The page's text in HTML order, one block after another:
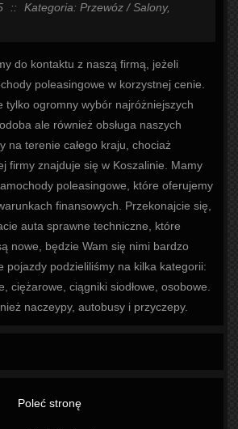
::
Kategoria: Przewóz / Salony,
do kontaktu z naszą firmą, jeżeli
poleasingowe w korzystnej cenie.
tylko ogromny wybór najróżniejszych
ale również obsługa naszych
na terenie całego kraju, chociaż
firmy znajduje się w Koszalinie. Mamy
poleasingowe, które oferujemy
finansowych. Przekonajcie się,
auta sprawne techniczne, które
nowe, będzie Wam się nimi bardzo
pojazdy podzieliliśmy na kilka kategorii:
ciężarowe, ciągniki siodłowe, osobowe.
naczeypy, autobusy i przyczepy.
Poleć stronę